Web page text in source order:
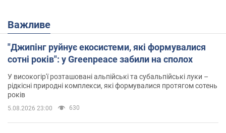
Важливе
"Джипінг руйнує екосистеми, які формувалися
сотні років": у Greenpeace забили на сполох
У високогір'ї розташовані альпійські та субальпійські луки –
рідкісні природні комплекси, які формувалися протягом сотень
років
5.08.2026 23:00 630